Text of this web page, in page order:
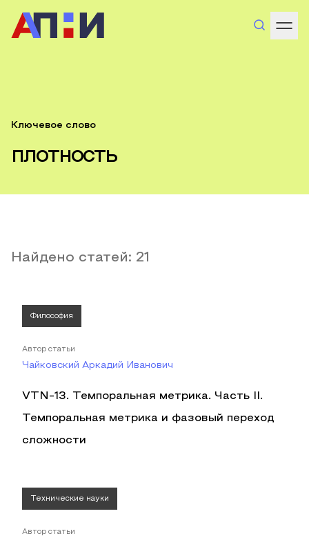
Ключевое слово
плотность
Найдено статей: 21
Философия
Автор статьи
Чайковский Аркадий Иванович
VTN-13. Темпоральная метрика. Часть II.
Темпоральная метрика и фазовый переход
сложности
Технические науки
Автор статьи